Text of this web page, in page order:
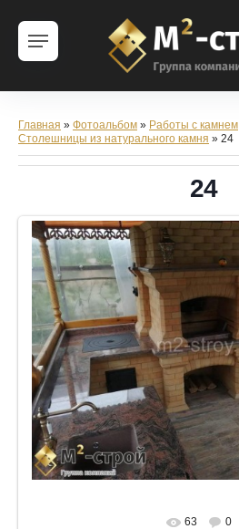
Главная » Фотоальбом » Работы с камнем
Столешницы из натурального камня » 24
24
63
0